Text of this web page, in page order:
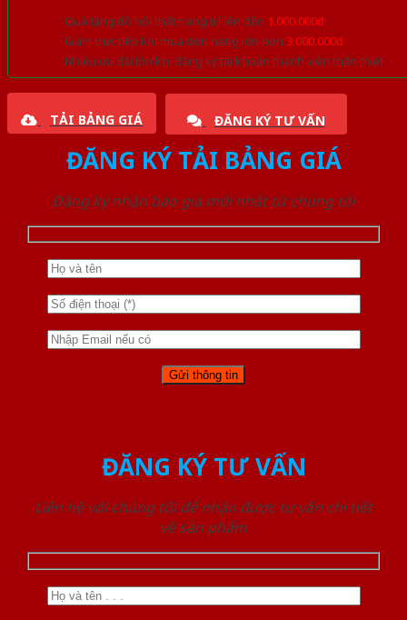
Quà tặng đồ nội thất trang trí lên đến 1.000.000đ
Giảm trực tiếp khi mua đơn hàng lớn hơn 3.000.000đ
Nhiều ưu đãi lớn khi đăng ký tài khoản thành viên thân thiết
TẢI BẢNG GIÁ ĐĂNG KÝ TƯ VẤN
ĐĂNG KÝ TẢI BẢNG GIÁ
Đăng ký nhận báo giá mới nhất từ chúng tôi
ĐĂNG KÝ TƯ VẤN
Liên hệ với chúng tôi để nhận được tư vấn chi tiết
về sản phẩm